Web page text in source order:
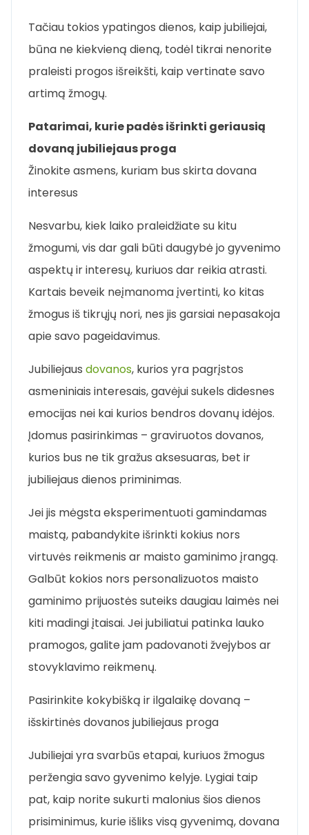
Tačiau tokios ypatingos dienos, kaip jubiliejai,
būna ne kiekvieną dieną, todėl tikrai nenorite
praleisti progos išreikšti, kaip vertinate savo
artimą žmogų.
Patarimai, kurie padės išrinkti geriausią
dovaną jubiliejaus proga
Žinokite asmens, kuriam bus skirta dovana
interesus
Nesvarbu, kiek laiko praleidžiate su kitu
žmogumi, vis dar gali būti daugybė jo gyvenimo
aspektų ir interesų, kuriuos dar reikia atrasti.
Kartais beveik neįmanoma įvertinti, ko kitas
žmogus iš tikrųjų nori, nes jis garsiai nepasakoja
apie savo pageidavimus.
Jubiliejaus dovanos, kurios yra pagrįstos
asmeniniais interesais, gavėjui sukels didesnes
emocijas nei kai kurios bendros dovanų idėjos.
Įdomus pasirinkimas – graviruotos dovanos,
kurios bus ne tik gražus aksesuaras, bet ir
jubiliejaus dienos priminimas.
Jei jis mėgsta eksperimentuoti gamindamas
maistą, pabandykite išrinkti kokius nors
virtuvės reikmenis ar maisto gaminimo įrangą.
Galbūt kokios nors personalizuotos maisto
gaminimo prijuostės suteiks daugiau laimės nei
kiti madingi įtaisai. Jei jubiliatui patinka lauko
pramogos, galite jam padovanoti žvejybos ar
stovyklavimo reikmenų.
Pasirinkite kokybišką ir ilgalaikę dovaną –
išskirtinės dovanos jubiliejaus proga
Jubiliejai yra svarbūs etapai, kuriuos žmogus
peržengia savo gyvenimo kelyje. Lygiai taip
pat, kaip norite sukurti malonius šios dienos
prisiminimus, kurie išliks visą gyvenimą, dovana